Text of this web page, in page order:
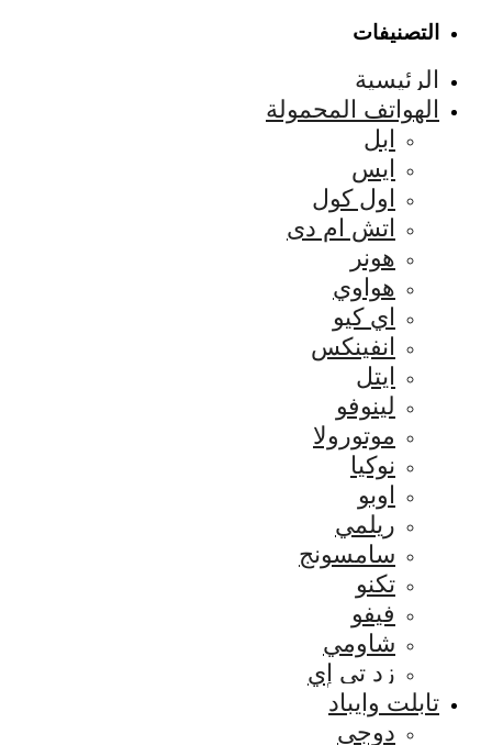
التصنيفات
الرئيسية
الهواتف المحمولة
ابل
ايس
اول كول
اتش ام دى
هونر
هواوي
اي كيو
انفينكس
ايتل
لينوفو
موتورولا
نوكيا
اوبو
ريلمي
سامسونج
تكنو
فيفو
شاومي
زد تي إي
تابلت وايباد
دوجى